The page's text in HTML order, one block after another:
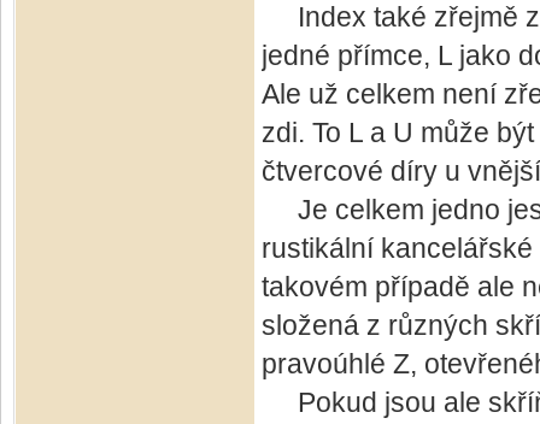
Index také zřejmě
jedné přímce, L jako
Ale už celkem není
zdi. To L a U může
čtvercové díry u
Je celkem jedno
rustikální
takovém případě ale
složená z různých
pravoúhlé Z,
Pokud jsou ale